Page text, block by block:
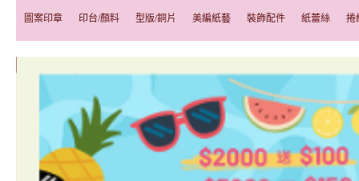
圖案印章 印台/顏料 型版/銅片 美編紙藝 裝飾配件 紙蕾絲 捲